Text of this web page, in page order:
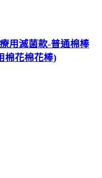
用滅菌款-普通棉棒
棉花棉花棒)